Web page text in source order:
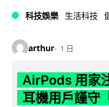
科技娛樂 生活科技
arthur 1 日
AirPods 用家
耳機用戶謹守